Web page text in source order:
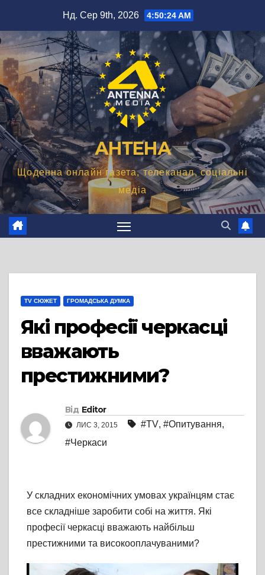
вмісту
Нд. Сер 9th, 2026 4:50:25 AM
АНТЕНА
Щоденна онлайн газета, телеканал, соціальні
медіа
TV СЮЖЕТ ГРОМАДСЬКА ДУМКА
Які професії черкасці
вважають
престижними?
Від Editor
ЛИС 3, 2015 #TV, #Опитування,
#Черкаси
У складних економічних умовах українцям стає
все складніше заробити собі на життя. Які
професії черкасці вважають найбільш
престижними та високооплачуваними?